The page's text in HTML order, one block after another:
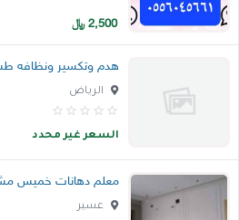
2,500 ﷼
هدم وتكسير ونظافه طش
الرياض
السعر غير محدد
معلم دهانات خميس
عسير